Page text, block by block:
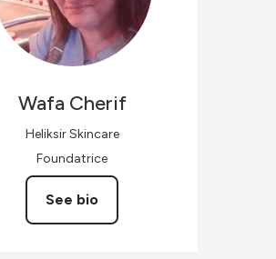
Wafa Cherif
Heliksir Skincare
Foundatrice
See bio